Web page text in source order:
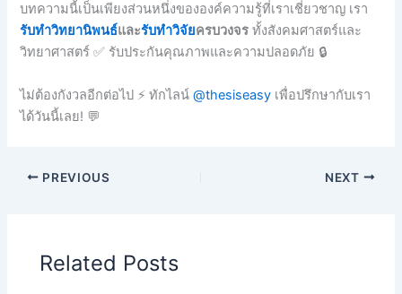
บทความนี้เป็นเพียงส่วนหนึ่งขององค์ความรู้ที่เราเชี่ยวชาญ เรา
รับทำวิทยานิพนธ์และรับทำวิจัยครบวงจร ทั้งสังคมศาสตร์และ
วิทยาศาสตร์ ✅ รับประกันคุณภาพและความปลอดภัย 🔒
ไม่ต้องกังวลอีกต่อไป ⚡ ทักไลน์@thesiseasy เพื่อปรึกษากับเรา
ได้วันนี้เลย! 💬
PREVIOUS NEXT
Related Posts